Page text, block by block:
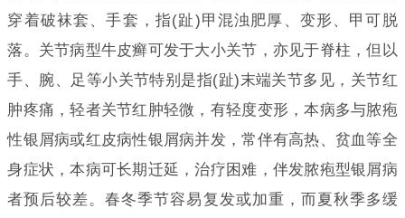
穿着破袜套、手套，指(趾)甲混浊肥厚、变形、甲可脱
落。关节病型牛皮癣可发于大小关节，亦见于脊柱，但以
手、腕、足等小关节特别是指(趾)末端关节多见，关节红
肿疼痛，轻者关节红肿轻微，有轻度变形，本病多与脓疱
性银屑病或红皮病性银屑病并发，常伴有高热、贫血等全
身症状，本病可长期迁延，治疗困难，伴发脓疱型银屑病
者预后较差。春冬季节容易复发或加重，而夏秋季多缓